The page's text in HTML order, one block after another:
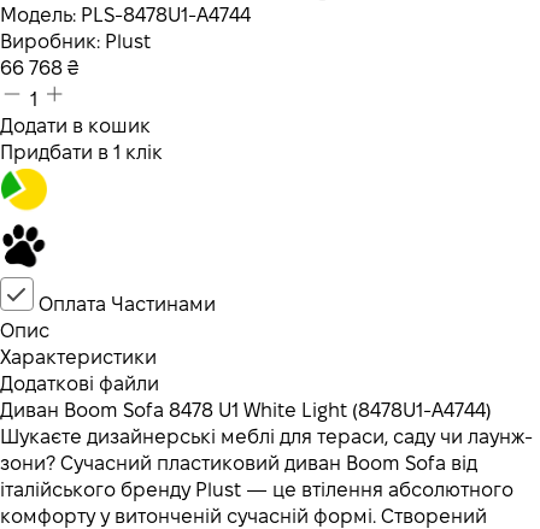
Модель: PLS-8478U1-A4744
Виробник: Plust
66 768 ₴
1
Додати в кошик
Придбати в 1 клік
Оплата Частинами
Опис
Характеристики
Додаткові файли
Диван Boom Sofa 8478 U1 White Light (8478U1-A4744)
Шукаєте дизайнерські меблі для тераси, саду чи лаунж-
зони? Сучасний пластиковий диван Boom Sofa від
італійського бренду Plust — це втілення абсолютного
комфорту у витонченій сучасній формі. Створений